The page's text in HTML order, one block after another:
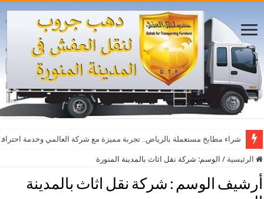
شراء مطابخ مستعملة بالرياض.. تجربة مميزة مع شركة العالمي وخدمة
الرئيسية / الوسم: شركة نقل اثاث بالمدينة المنورة
أرشيف الوسم : شركة نقل اثاث بالمدينة